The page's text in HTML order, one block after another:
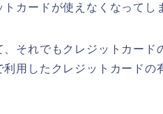
カードが使えなくなってし
それでもクレジットカード
利用したクレジットカード